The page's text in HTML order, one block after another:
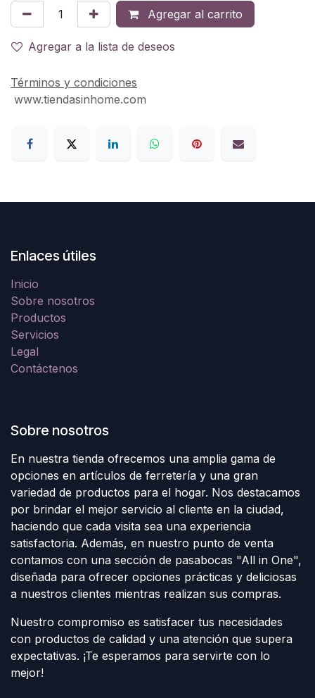
Agregar al carrito
Agregar a la lista de deseos
Términos y condiciones
www.tiendasinhome.com
Enlaces útiles
Inicio
Sobre nosotros
Productos
Servicios
Legal
Contáctenos
Sobre nosotros
En nuestra tienda ofrecemos una amplia gama de
opciones en artículos de ferretería y una gran
variedad de productos para el hogar. Nos destacamos
por brindar el mejor servicio al cliente en la ciudad,
haciendo que cada visita sea una experiencia
satisfactoria. Además, en nuestro punto de venta
contamos con una sección de pasabocas "All in One",
diseñada para ofrecer opciones prácticas y deliciosas
a nuestros clientes mientras realizan sus compras.
Nuestro compromiso es satisfacer tus necesidades
con productos de calidad y una atención que supera
expectativas. ¡Te esperamos para servirte con lo
mejor!